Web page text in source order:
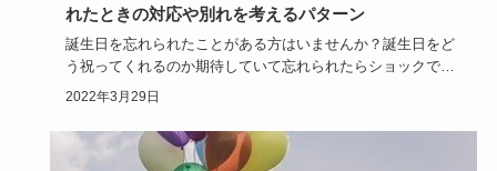
れたときの対応や別れを考えるパターン
誕生日を忘れられたことがある方はいませんか？誕生日をど
う祝ってくれるのか期待していて忘れられたらショックです
よね。同じこと…
2022年3月29日